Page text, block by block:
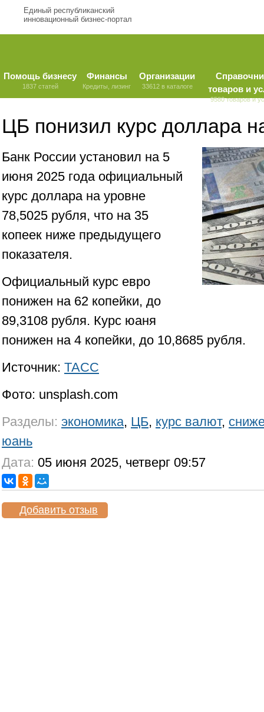
Единый республиканский
инновационный бизнес-портал
Помощь бизнесу
1837 статей
Финансы
Кредиты, лизинг
Организации
33612 в каталоге
товаров и
9580 товаров и
ЦБ понизил курс доллара
Банк России установил на 5
июня 2025 года официальный
курс доллара на уровне
78,5025 рубля, что на 35
копеек ниже предыдущего
показателя.
Официальный курс евро
понижен на 62 копейки, до
89,3108 рубля. Курс юаня
понижен на 4 копейки, до 10,8685 рубля.
Источник: ТАСС
Фото: unsplash.com
Разделы: экономика, ЦБ, курс валют,
юань
Дата: 05 июня 2025, четверг 09:57
Добавить отзыв